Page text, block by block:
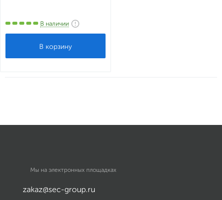
В наличии
Мы на электронных площадках
zakaz@sec-group.ru